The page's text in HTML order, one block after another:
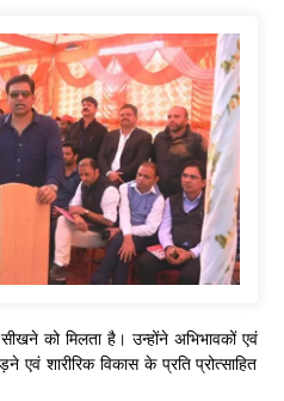
गिरफ्तार
को मिलता है। उन्होंने अभिभावकों एवं
शारीरिक विकास के प्रति प्रोत्साहित